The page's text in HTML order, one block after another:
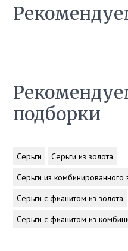
подборки
Серьги
Серьги из золота
Серьги из комбинированного
Серьги с фианитом из золота
Серьги с фианитом из